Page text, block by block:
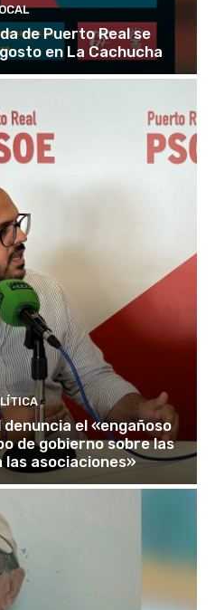
de Puerto Real se
en La Cachucha
denuncia el «engañoso
de gobierno sobre las
las asociaciones»